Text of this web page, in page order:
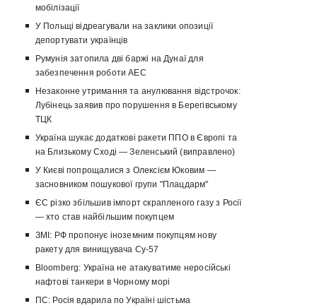
мобілізації
У Польщі відреагували на заклики опозиції
депортувати українців
Румунія затопила дві баржі на Дунаї для
забезпечення роботи АЕС
Незаконне утримання та анулювання відстрочок:
Лубінець заявив про порушення в Берегівському
ТЦК
Україна шукає додаткові ракети ППО в Європі та
на Близькому Сході — Зеленський (виправлено)
У Києві попрощалися з Олексієм Юковим —
засновником пошукової групи "Плацдарм"
ЄС різко збільшив імпорт скрапленого газу з Росії
— хто став найбільшим покупцем
ЗМІ: РФ пропонує іноземним покупцям нову
ракету для винищувача Су-57
Bloomberg: Україна не атакуватиме неросійські
нафтові танкери в Чорному морі
ПС: Росія вдарила по Україні шістьма